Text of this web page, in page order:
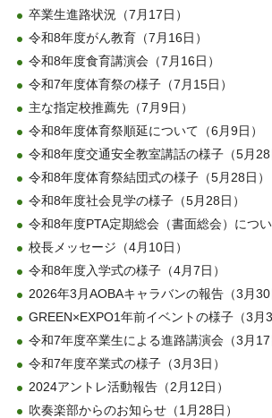
卒業生進路状況（7月17日）
令和8年度がん教育（7月16日）
令和8年度食育講演会（7月16日）
令和7年度体育祭の様子（7月15日）
主な指定校推薦先（7月9日）
令和8年度体育祭順延について（6月9日）
令和8年度交通安全教室講話の様子（5月28
令和8年度体育祭結団式の様子（5月28日）
令和8年度社会見学の様子（5月28日）
令和8年度PTA定期総会（書面総会）につい
校長メッセージ（4月10日）
令和8年度入学式の様子（4月7日）
2026年3月AOBAキャラバンの報告（3月30
GREEN×EXPO1年前イベントの様子（3月
令和7年度卒業生による進路講演会（3月17
令和7年度卒業式の様子（3月3日）
2024アントレ活動報告（2月12日）
吹奏楽部からのお知らせ（1月28日）